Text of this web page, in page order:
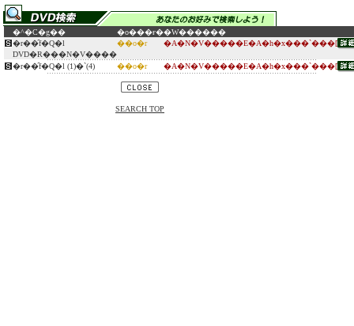
�^�C�g�� �o���ғ��W������
�r��̑f�Q�l
DVD�R���N�V����
��o�r �A�N�V�����E�A�h�x���`���[
�r��̑f�Q�l (1)�`(4) ��o�r �A�N�V�����E�A�h�x���`���[
SEARCH TOP